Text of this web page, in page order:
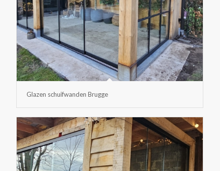
Glazen schuifwanden Brugge